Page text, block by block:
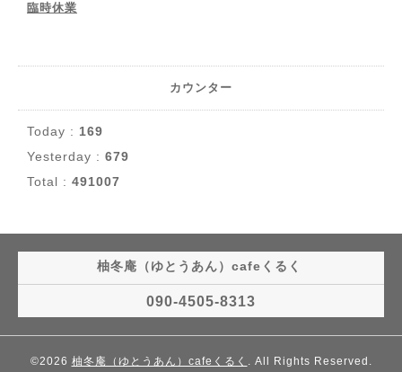
臨時休業
カウンター
Today : 169
Yesterday : 679
Total : 491007
柚冬庵（ゆとうあん）cafeくるく
090-4505-8313
©2026 柚冬庵（ゆとうあん）cafeくるく . All Rights Reserved.